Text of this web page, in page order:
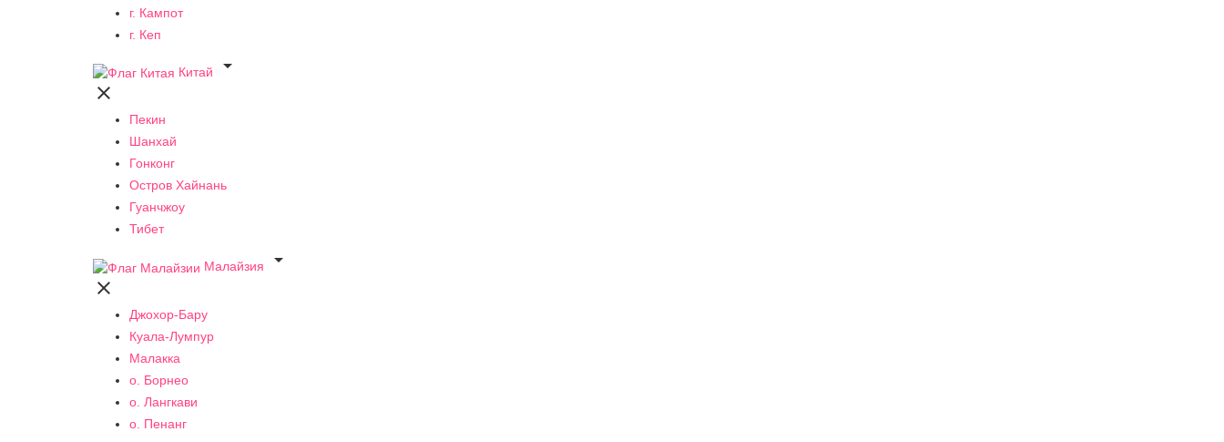
г. Кампот
г. Кеп
Китай


Пекин
Шанхай
Гонконг
Остров Хайнань
Гуанчжоу
Тибет
Малайзия


Джохор-Бару
Куала-Лумпур
Малакка
о. Борнео
о. Лангкави
о. Пенанг